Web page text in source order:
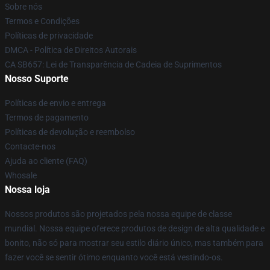
Sobre nós
Termos e Condições
Políticas de privacidade
DMCA - Política de Direitos Autorais
CA SB657: Lei de Transparência de Cadeia de Suprimentos
Nosso Suporte
Políticas de envio e entrega
Termos de pagamento
Políticas de devolução e reembolso
Contacte-nos
Ajuda ao cliente (FAQ)
Whosale
Nossa loja
Nossos produtos são projetados pela nossa equipe de classe
mundial. Nossa equipe oferece produtos de design de alta qualidade e
bonito, não só para mostrar seu estilo diário único, mas também para
fazer você se sentir ótimo enquanto você está vestindo-os.